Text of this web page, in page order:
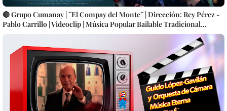
🔴 Grupo Cumanay | ¨El Compay del Monte¨ | Dirección: Rey Pérez -
Pablo Carrillo | Videoclip | Música Popular Bailable Tradicional
Cubana | Son Montuno | Punto Guajiro | Artistas Cubanos | Canción |